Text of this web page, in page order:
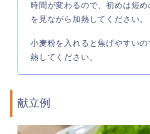
時間が変わるので、初めは短め
を見ながら加熱してください。
小麦粉を入れると焦げやすいの
熱してください。
献立例